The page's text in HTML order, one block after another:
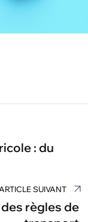
: du
SUIVANT
règles de